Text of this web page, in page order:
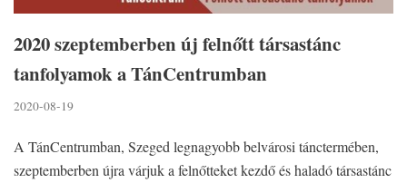
2020 szeptemberben új felnőtt társastánc
tanfolyamok a TánCentrumban
2020-08-19
A TánCentrumban, Szeged legnagyobb belvárosi tánctermében,
szeptemberben újra várjuk a felnőtteket kezdő és haladó társastánc